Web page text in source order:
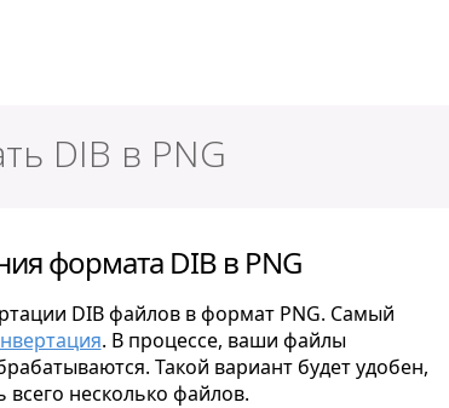
DIB в PNG
формата DIB в PNG
DIB файлов в формат PNG. Самый
. В процессе, ваши файлы
Такой вариант будет удобен,
несколько файлов.